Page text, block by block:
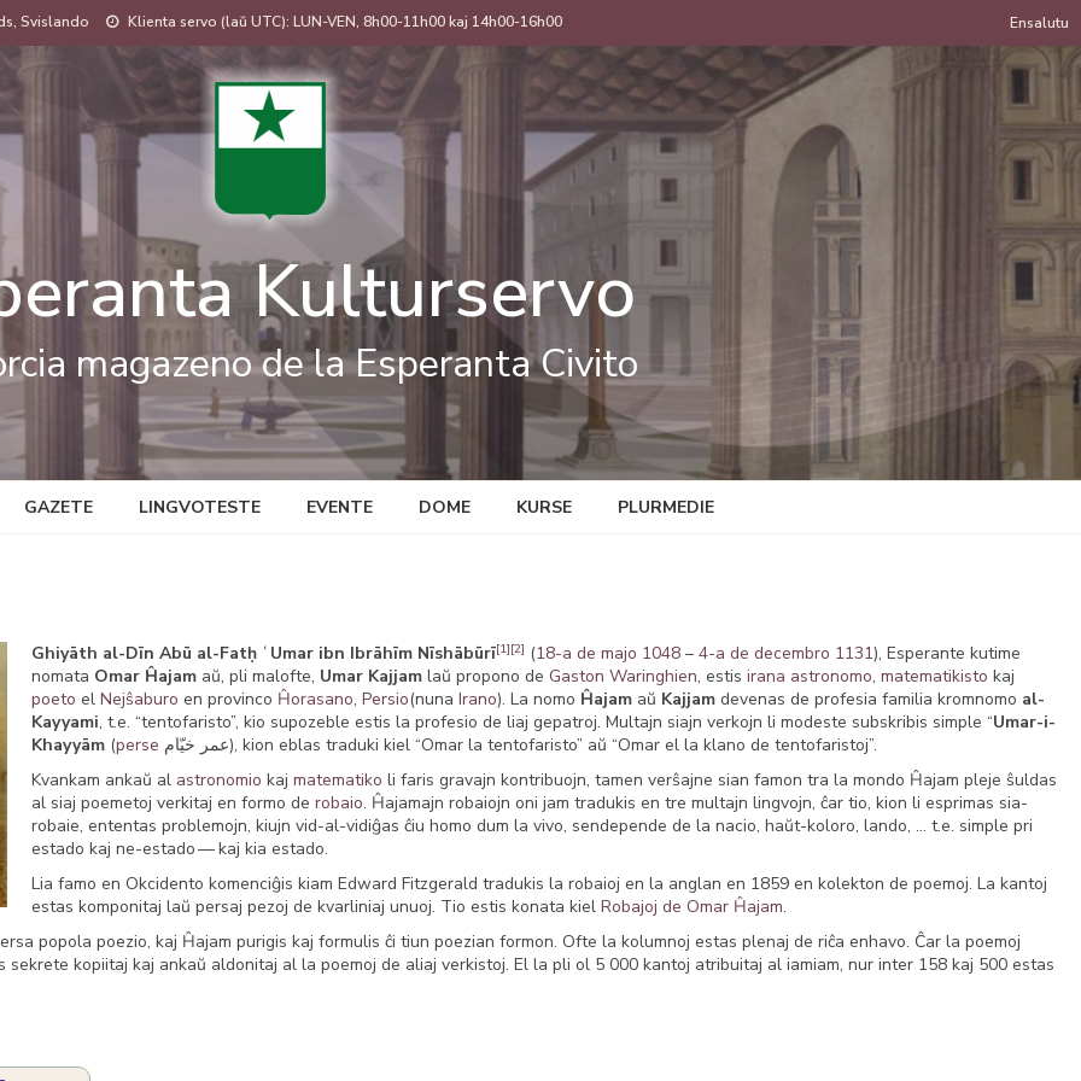
Svislando Klienta servo (laŭ UTC): LUN-VEN, 8h00-11h00 kaj 14h00-16h00
de
Ensalutu
Kulturservo
magazeno de la Esperanta Civito
GAZETE LINGVOTESTE EVENTE DOME KURSE PLURMEDIE
Ghiyāth al-Dīn Abū al-Fatḥ ʿUmar ibn Ibrāhīm Nīshābūrī[1][2] (18-a de majo 1048 – 4-a de decembro 1131), Esperante kutime
nomata Omar Ĥajam aŭ, pli malofte, Umar Kajjam laŭ propono de Gaston Waringhien, estis irana astronomo, matematikisto kaj
poeto el Nejŝaburo en provinco Ĥorasano, Persio(nuna Irano). La nomo Ĥajam aŭ Kajjam devenas de profesia familia kromnomo al-
Kayyami, t.e. “tentofaristo”, kio supozeble estis la profesio de liaj gepatroj. Multajn siajn verkojn li modeste subskribis simple “Umar-i-
Khayyām (perse
عمر خیّام), kion eblas traduki kiel “Omar la tentofaristo” aŭ “Omar el la klano de tentofaristoj”.
Kvankam ankaŭ al astronomio kaj matematiko li faris gravajn kontribuojn, tamen verŝajne sian famon tra la mondo Ĥajam pleje ŝuldas
al siaj poemetoj verkitaj en formo de robaio. Ĥajamajn robaiojn oni jam tradukis en tre multajn lingvojn, ĉar tio, kion li esprimas sia-
robaie, ententas problemojn, kiujn vid-al-vidiĝas ĉiu homo dum la vivo, sendepende de la nacio, haŭt-koloro, lando, … t.e. simple pri
estado kaj ne-estado — kaj kia estado.
Lia famo en Okcidento komenciĝis kiam Edward Fitzgerald tradukis la robaioj en la anglan en 1859 en kolekton de poemoj. La kantoj
estas komponitaj laŭ persaj pezoj de kvarliniaj unuoj. Tio estis konata kiel Robajoj de Omar Ĥajam.
popola poezio, kaj Ĥajam purigis kaj formulis ĉi tiun poezian formon. Ofte la kolumnoj estas plenaj de riĉa enhavo. Ĉar la poemoj
sekrete kopiitaj kaj ankaŭ aldonitaj al la poemoj de aliaj verkistoj. El la pli ol 5 000 kantoj atribuitaj al iamiam, nur inter 158 kaj 500 estas